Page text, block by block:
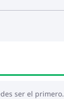
ser el primero.